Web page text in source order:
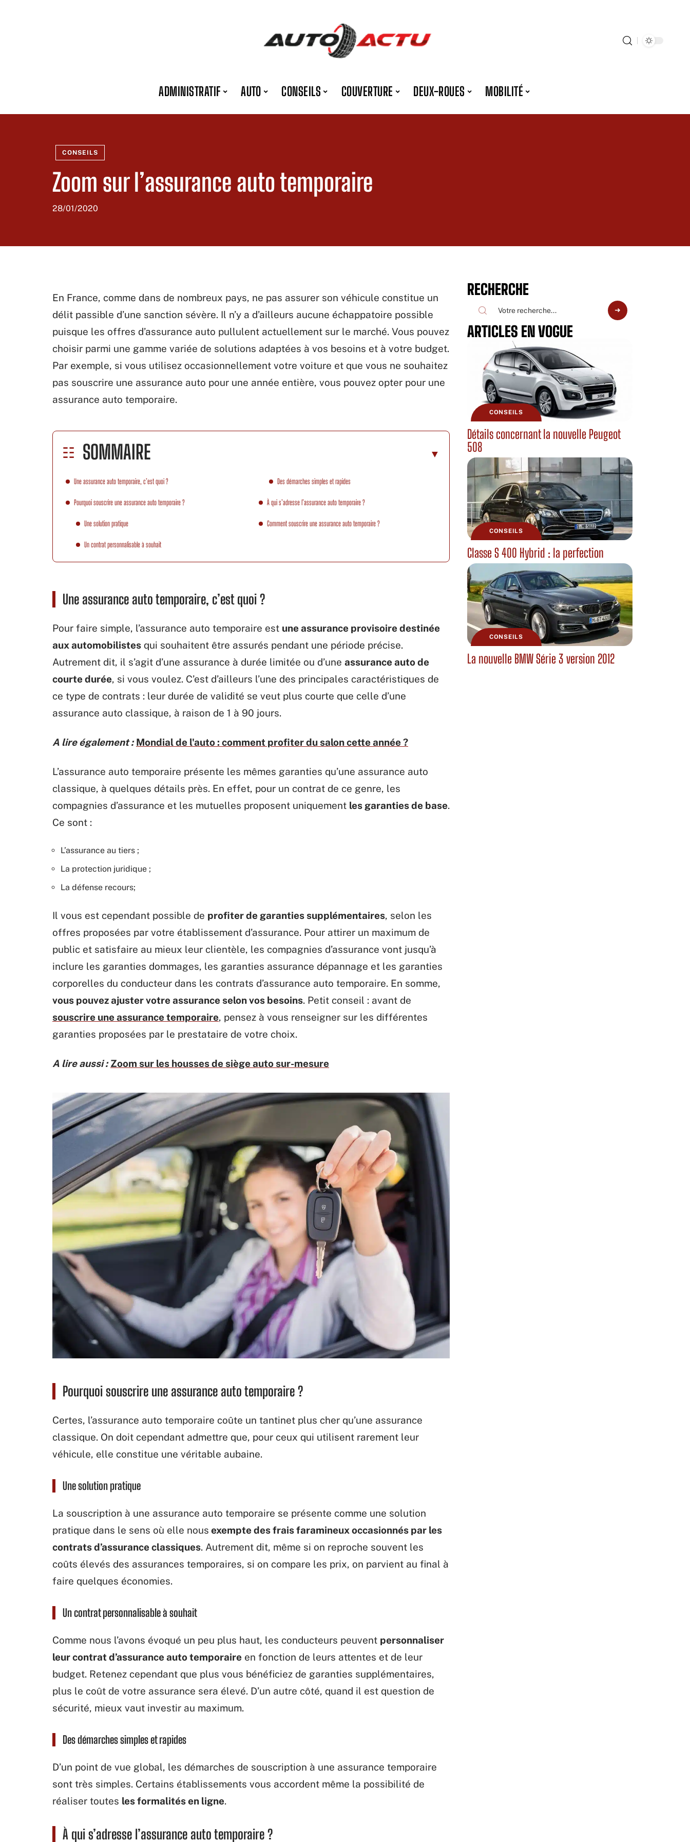
ADMINISTRATIF AUTO CONSEILS COUVERTURE DEUX-ROUES MOBILITÉ
CONSEILS
Zoom sur l’assurance auto temporaire
28/01/2020
En France, comme dans de nombreux pays, ne pas assurer son véhicule constitue un
délit passible d’une sanction sévère. Il n’y a d’ailleurs aucune échappatoire possible
puisque les offres d’assurance auto pullulent actuellement sur le marché. Vous pouvez
choisir parmi une gamme variée de solutions adaptées à vos besoins et à votre budget.
Par exemple, si vous utilisez occasionnellement votre voiture et que vous ne souhaitez
pas souscrire une assurance auto pour une année entière, vous pouvez opter pour une
assurance auto temporaire.
SOMMAIRE
Une assurance auto temporaire, c’est quoi ?
Pourquoi souscrire une assurance auto temporaire ?
Une solution pratique
Un contrat personnalisable à souhait
Des démarches simples et rapides
À qui s’adresse l’assurance auto temporaire ?
Comment souscrire une assurance auto temporaire ?
Une assurance auto temporaire, c’est quoi ?
Pour faire simple, l’assurance auto temporaire est une assurance provisoire destinée
aux automobilistes qui souhaitent être assurés pendant une période précise.
Autrement dit, il s’agit d’une assurance à durée limitée ou d’une assurance auto de
courte durée, si vous voulez. C’est d’ailleurs l’une des principales caractéristiques de
ce type de contrats : leur durée de validité se veut plus courte que celle d’une
assurance auto classique, à raison de 1 à 90 jours.
A lire également : Mondial de l'auto : comment profiter du salon cette année ?
L’assurance auto temporaire présente les mêmes garanties qu’une assurance auto
classique, à quelques détails près. En effet, pour un contrat de ce genre, les
compagnies d’assurance et les mutuelles proposent uniquement les garanties de base.
Ce sont :
L’assurance au tiers ;
La protection juridique ;
La défense recours;
Il vous est cependant possible de profiter de garanties supplémentaires, selon les
offres proposées par votre établissement d’assurance. Pour attirer un maximum de
public et satisfaire au mieux leur clientèle, les compagnies d’assurance vont jusqu’à
inclure les garanties dommages, les garanties assurance dépannage et les garanties
corporelles du conducteur dans les contrats d’assurance auto temporaire. En somme,
vous pouvez ajuster votre assurance selon vos besoins. Petit conseil : avant de
souscrire une assurance temporaire, pensez à vous renseigner sur les différentes
garanties proposées par le prestataire de votre choix.
A lire aussi : Zoom sur les housses de siège auto sur-mesure
Pourquoi souscrire une assurance auto temporaire ?
Certes, l’assurance auto temporaire coûte un tantinet plus cher qu’une assurance
classique. On doit cependant admettre que, pour ceux qui utilisent rarement leur
véhicule, elle constitue une véritable aubaine.
Une solution pratique
La souscription à une assurance auto temporaire se présente comme une solution
pratique dans le sens où elle nous exempte des frais faramineux occasionnés par les
contrats d’assurance classiques. Autrement dit, même si on reproche souvent les
coûts élevés des assurances temporaires, si on compare les prix, on parvient au final à
faire quelques économies.
Un contrat personnalisable à souhait
Comme nous l’avons évoqué un peu plus haut, les conducteurs peuvent personnaliser
leur contrat d’assurance auto temporaire en fonction de leurs attentes et de leur
budget. Retenez cependant que plus vous bénéficiez de garanties supplémentaires,
plus le coût de votre assurance sera élevé. D’un autre côté, quand il est question de
sécurité, mieux vaut investir au maximum.
Des démarches simples et rapides
D’un point de vue global, les démarches de souscription à une assurance temporaire
sont très simples. Certains établissements vous accordent même la possibilité de
réaliser toutes les formalités en ligne.
À qui s’adresse l’assurance auto temporaire ?
RECHERCHE
ARTICLES EN VOGUE
CONSEILS
Détails concernant la nouvelle Peugeot
508
CONSEILS
Classe S 400 Hybrid : la perfection
CONSEILS
La nouvelle BMW Série 3 version 2012